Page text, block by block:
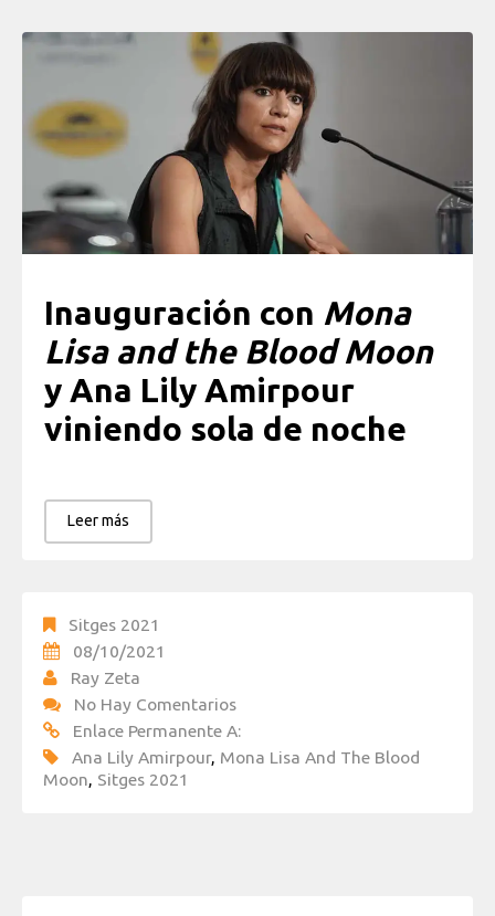
Inauguración con Mona
Lisa and the Blood Moon
y Ana Lily Amirpour
viniendo sola de noche
Leer más
Sitges 2021
08/10/2021
Ray Zeta
No Hay Comentarios
Enlace Permanente A:
Ana Lily Amirpour, Mona Lisa And The Blood
Moon Sitges 2021